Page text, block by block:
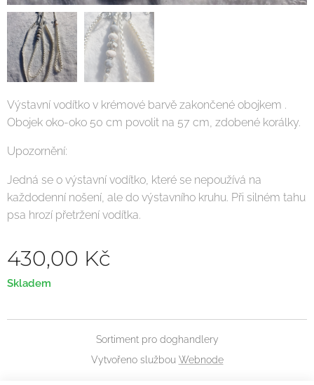
Výstavní vodítko v krémové barvě zakončené obojkem .
Obojek oko-oko 50 cm povolit na 57 cm, zdobené korálky.
Upozornění:
Jedná se o výstavní vodítko, které se nepoužívá na
každodenní nošení, ale do výstavního kruhu. Při silném tahu
psa hrozí přetržení vodítka.
430,00 Kč
Skladem
Sortiment pro doghandlery
Vytvořeno službou Webnode